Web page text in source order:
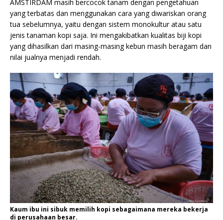
AMSTIRDAM masih bercocok tanam dengan pengetahuan
yang terbatas dan menggunakan cara yang diwariskan orang
tua sebelumnya, yaitu dengan sistem monokultur atau satu
jenis tanaman kopi saja. Ini mengakibatkan kualitas biji kopi
yang dihasilkan dari masing-masing kebun masih beragam dan
nilai jualnya menjadi rendah.
Kaum ibu ini sibuk memilih kopi sebagaimana mereka bekerja
di perusahaan besar.